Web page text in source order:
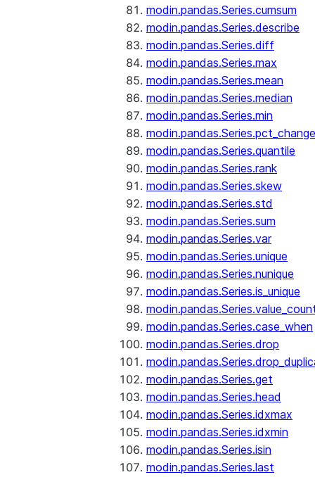
modin.pandas.Series.cumsum
modin.pandas.Series.describe
modin.pandas.Series.diff
modin.pandas.Series.max
modin.pandas.Series.mean
modin.pandas.Series.median
modin.pandas.Series.min
modin.pandas.Series.pct_change
modin.pandas.Series.quantile
modin.pandas.Series.rank
modin.pandas.Series.skew
modin.pandas.Series.std
modin.pandas.Series.sum
modin.pandas.Series.var
modin.pandas.Series.unique
modin.pandas.Series.nunique
modin.pandas.Series.is_unique
modin.pandas.Series.case_when
modin.pandas.Series.drop
modin.pandas.Series.get
modin.pandas.Series.head
modin.pandas.Series.idxmax
modin.pandas.Series.idxmin
modin.pandas.Series.isin
modin.pandas.Series.last